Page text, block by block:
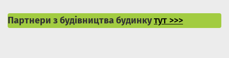
Партнери з будівництва будинкутут >>>